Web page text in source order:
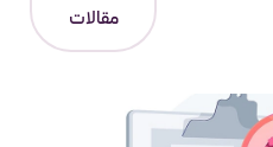
مقالات